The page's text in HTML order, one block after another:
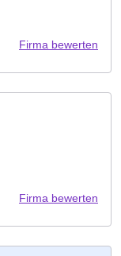
Firma bewerten
Firma bewerten